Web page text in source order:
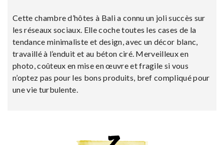
Cette chambre d’hôtes à Bali a connu un joli succès sur
les réseaux sociaux. Elle coche toutes les cases de la
tendance minimaliste et design, avec un décor blanc,
travaillé à l’enduit et au béton ciré. Merveilleux en
photo, coûteux en mise en œuvre et fragile si vous
n’optez pas pour les bons produits, bref compliqué pour
une vie turbulente.